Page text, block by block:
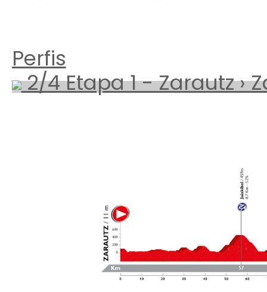
Perfis
2/4 Etapa 1 - Zarautz ›